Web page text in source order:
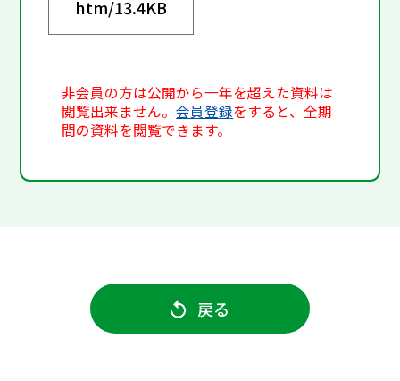
htm/13.4KB
非会員の方は公開から一年を超えた資料は
閲覧出来ません。会員登録をすると、全期
間の資料を閲覧できます。
戻る